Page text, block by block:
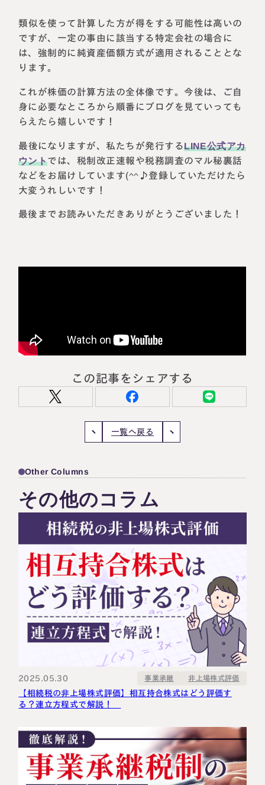
類似を使って計算した方が得をする可能性は高いの
ですが、一定の事由に該当する特定会社の場合に
は、強制的に純資産価額方式が適用されることとな
ります。
これが株価の計算方法の全体像です。今後は、ご自
身に必要なところから順番にブログを見ていっても
らえたら嬉しいです！
最後になりますが、私たちが発行するLINE公式アカ
ウントでは、税制改正速報や税務調査のマル秘裏話
などをお届けしています(^^♪登録していただけたら
大変うれしいです！
最後までお読みいただきありがとうございました！
この記事をシェアする
一覧へ戻る
Other Columns
その他のコラム
2025.05.30 事業承継 非上場株式評価
【相続税の非上場株式評価】相互持合株式はどう評価す
る？連立方程式で解説！